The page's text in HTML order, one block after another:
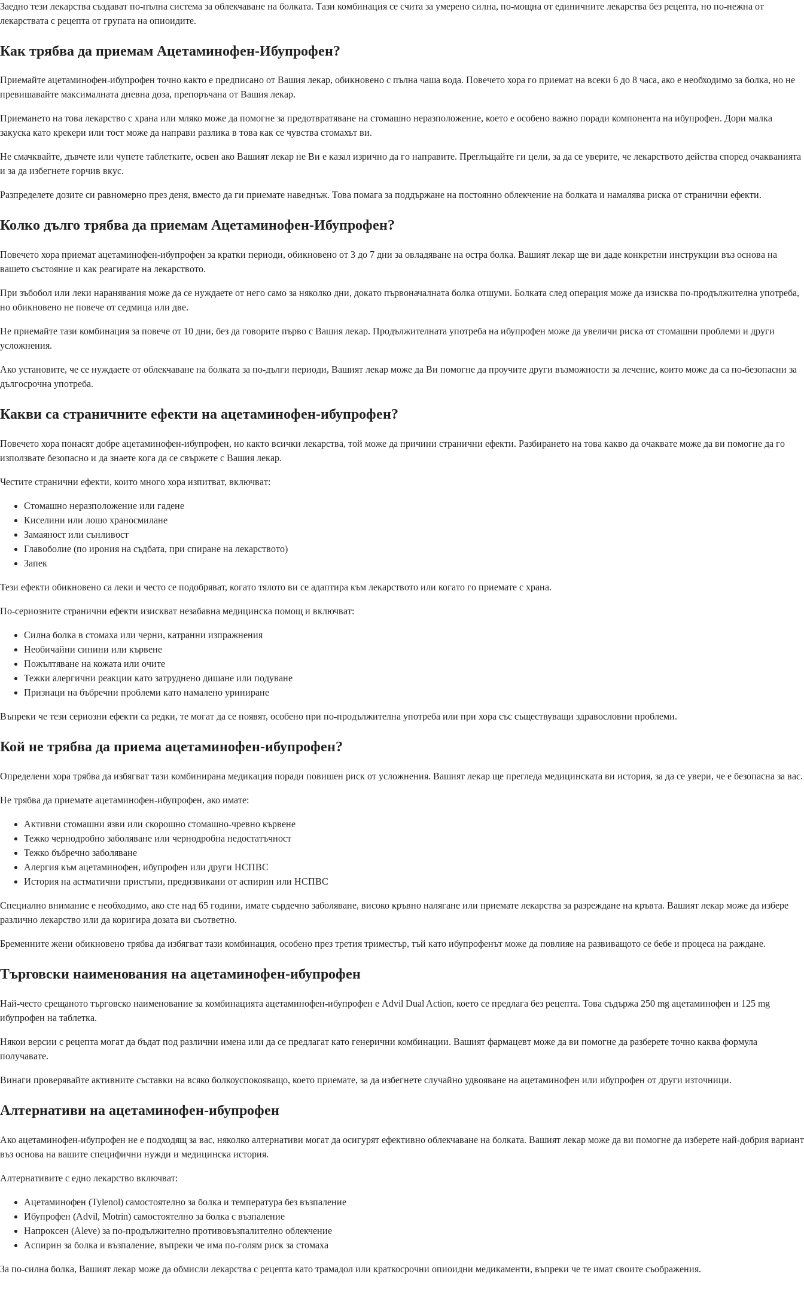
Заедно тези лекарства създават по-пълна система за облекчаване на болката. Тази комбинация се счита за умерено силна, по-мощна от единичните лекарства без рецепта, но по-нежна от
лекарствата с рецепта от групата на опиоидите.
Как трябва да приемам Ацетаминофен-Ибупрофен?
Приемайте ацетаминофен-ибупрофен точно както е предписано от Вашия лекар, обикновено с пълна чаша вода. Повечето хора го приемат на всеки 6 до 8 часа, ако е необходимо за болка, но не
превишавайте максималната дневна доза, препоръчана от Вашия лекар.
Приемането на това лекарство с храна или мляко може да помогне за предотвратяване на стомашно неразположение, което е особено важно поради компонента на ибупрофен. Дори малка
закуска като крекери или тост може да направи разлика в това как се чувства стомахът ви.
Не смачквайте, дъвчете или чупете таблетките, освен ако Вашият лекар не Ви е казал изрично да го направите. Преглъщайте ги цели, за да се уверите, че лекарството действа според очакванията
и за да избегнете горчив вкус.
Разпределете дозите си равномерно през деня, вместо да ги приемате наведнъж. Това помага за поддържане на постоянно облекчение на болката и намалява риска от странични ефекти.
Колко дълго трябва да приемам Ацетаминофен-Ибупрофен?
Повечето хора приемат ацетаминофен-ибупрофен за кратки периоди, обикновено от 3 до 7 дни за овладяване на остра болка. Вашият лекар ще ви даде конкретни инструкции въз основа на
вашето състояние и как реагирате на лекарството.
При зъбобол или леки наранявания може да се нуждаете от него само за няколко дни, докато първоначалната болка отшуми. Болката след операция може да изисква по-продължителна употреба,
но обикновено не повече от седмица или две.
Не приемайте тази комбинация за повече от 10 дни, без да говорите първо с Вашия лекар. Продължителната употреба на ибупрофен може да увеличи риска от стомашни проблеми и други
усложнения.
Ако установите, че се нуждаете от облекчаване на болката за по-дълги периоди, Вашият лекар може да Ви помогне да проучите други възможности за лечение, които може да са по-безопасни за
дългосрочна употреба.
Какви са страничните ефекти на ацетаминофен-ибупрофен?
Повечето хора понасят добре ацетаминофен-ибупрофен, но както всички лекарства, той може да причини странични ефекти. Разбирането на това какво да очаквате може да ви помогне да го
използвате безопасно и да знаете кога да се свържете с Вашия лекар.
Честите странични ефекти, които много хора изпитват, включват:
Стомашно неразположение или гадене
Киселини или лошо храносмилане
Замаяност или сънливост
Главоболие (по ирония на съдбата, при спиране на лекарството)
Запек
Тези ефекти обикновено са леки и често се подобряват, когато тялото ви се адаптира към лекарството или когато го приемате с храна.
По-сериозните странични ефекти изискват незабавна медицинска помощ и включват:
Силна болка в стомаха или черни, катранни изпражнения
Необичайни синини или кървене
Пожълтяване на кожата или очите
Тежки алергични реакции като затруднено дишане или подуване
Признаци на бъбречни проблеми като намалено уриниране
Въпреки че тези сериозни ефекти са редки, те могат да се появят, особено при по-продължителна употреба или при хора със съществуващи здравословни проблеми.
Кой не трябва да приема ацетаминофен-ибупрофен?
Определени хора трябва да избягват тази комбинирана медикация поради повишен риск от усложнения. Вашият лекар ще прегледа медицинската ви история, за да се увери, че е безопасна за вас.
Не трябва да приемате ацетаминофен-ибупрофен, ако имате:
Активни стомашни язви или скорошно стомашно-чревно кървене
Тежко чернодробно заболяване или чернодробна недостатъчност
Тежко бъбречно заболяване
Алергия към ацетаминофен, ибупрофен или други НСПВС
История на астматични пристъпи, предизвикани от аспирин или НСПВС
Специално внимание е необходимо, ако сте над 65 години, имате сърдечно заболяване, високо кръвно налягане или приемате лекарства за разреждане на кръвта. Вашият лекар може да избере
различно лекарство или да коригира дозата ви съответно.
Бременните жени обикновено трябва да избягват тази комбинация, особено през третия триместър, тъй като ибупрофенът може да повлияе на развиващото се бебе и процеса на раждане.
Търговски наименования на ацетаминофен-ибупрофен
Най-често срещаното търговско наименование за комбинацията ацетаминофен-ибупрофен е Advil Dual Action, което се предлага без рецепта. Това съдържа 250 mg ацетаминофен и 125 mg
ибупрофен на таблетка.
Някои версии с рецепта могат да бъдат под различни имена или да се предлагат като генерични комбинации. Вашият фармацевт може да ви помогне да разберете точно каква формула
получавате.
Винаги проверявайте активните съставки на всяко болкоуспокояващо, което приемате, за да избегнете случайно удвояване на ацетаминофен или ибупрофен от други източници.
Алтернативи на ацетаминофен-ибупрофен
Ако ацетаминофен-ибупрофен не е подходящ за вас, няколко алтернативи могат да осигурят ефективно облекчаване на болката. Вашият лекар може да ви помогне да изберете най-добрия вариант
въз основа на вашите специфични нужди и медицинска история.
Алтернативите с едно лекарство включват:
Ацетаминофен (Tylenol) самостоятелно за болка и температура без възпаление
Ибупрофен (Advil, Motrin) самостоятелно за болка с възпаление
Напроксен (Aleve) за по-продължително противовъзпалително облекчение
Аспирин за болка и възпаление, въпреки че има по-голям риск за стомаха
За по-силна болка, Вашият лекар може да обмисли лекарства с рецепта като трамадол или краткосрочни опиоидни медикаменти, въпреки че те имат своите съображения.